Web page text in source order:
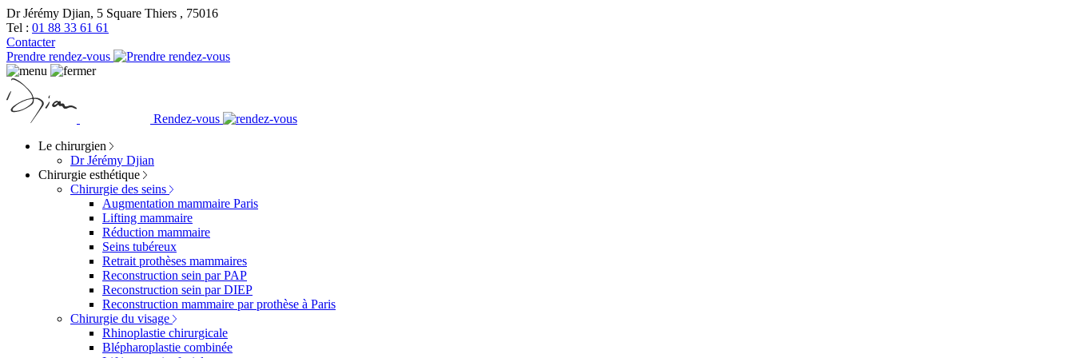
Dr Jérémy Djian, 5 Square Thiers , 75016
Tel : 01 88 33 61 61
Contacter
Prendre rendez-vous
Rendez-vous
Le chirurgien
Dr Jérémy Djian
Chirurgie esthétique
Chirurgie des seins
Augmentation mammaire Paris
Lifting mammaire
Réduction mammaire
Seins tubéreux
Retrait prothèses mammaires
Reconstruction sein par PAP
Reconstruction sein par DIEP
Reconstruction mammaire par prothèse à Paris
Chirurgie du visage
Rhinoplastie chirurgicale
Blépharoplastie combinée